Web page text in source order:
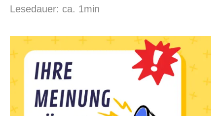
Lesedauer: ca. 1min